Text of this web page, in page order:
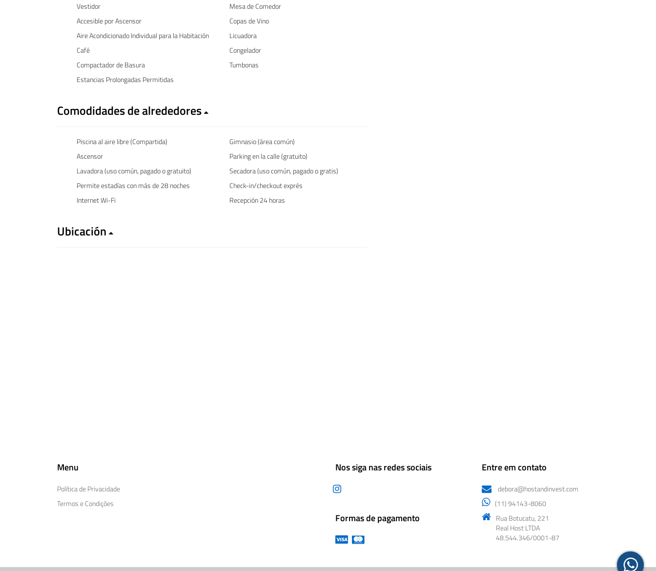
Vestidor
Mesa de Comedor
Accesible por Ascensor
Copas de Vino
Aire Acondicionado Individual para la Habitación
Licuadora
Café
Congelador
Compactador de Basura
Tumbonas
Estancias Prolongadas Permitidas
Comodidades de alrededores
Piscina al aire libre (Compartida)
Gimnasio (área común)
Ascensor
Parking en la calle (gratuito)
Lavadora (uso común, pagado o gratuito)
Secadora (uso común, pagado o gratis)
Permite estadías con más de 28 noches
Check-in/checkout exprés
Internet Wi-Fi
Recepción 24 horas
Ubicación
Menu
Política de Privacidade
Termos e Condições
Nos siga nas redes sociais
Formas de pagamento
Entre em contato
debora@hostandinvest.com
(11) 94143-8060
Rua Botucatu, 221
Real Host LTDA
48.544.346/0001-87